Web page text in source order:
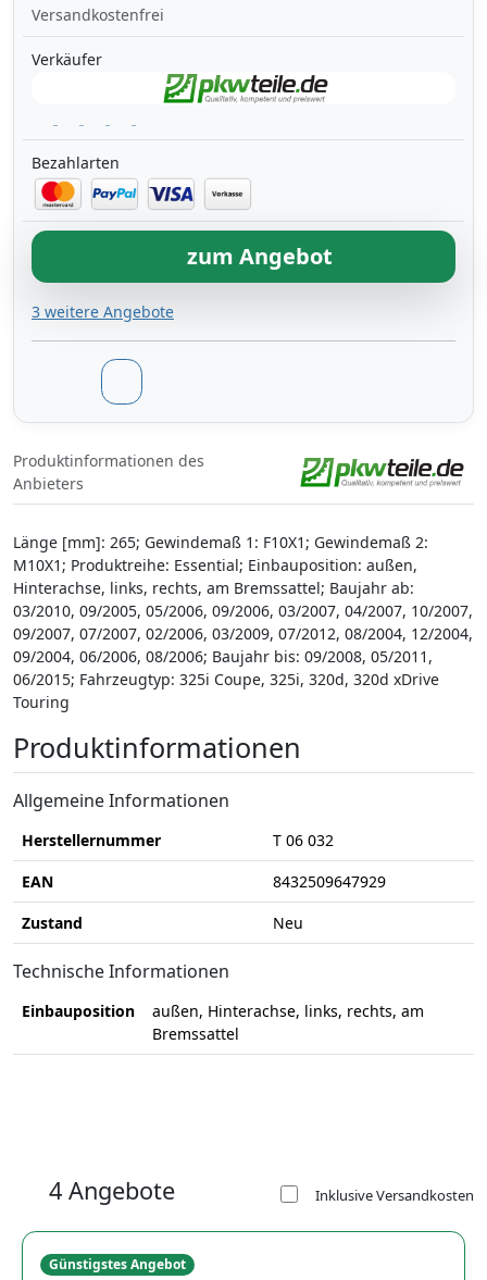
Versandkostenfrei
Verkäufer
Bezahlarten
zum Angebot
3 weitere Angebote
Produktinformationen des
Anbieters
Länge [mm]: 265; Gewindemaß 1: F10X1; Gewindemaß 2:
M10X1; Produktreihe: Essential; Einbauposition: außen,
Hinterachse, links, rechts, am Bremssattel; Baujahr ab:
03/2010, 09/2005, 05/2006, 09/2006, 03/2007, 04/2007, 10/2007,
09/2007, 07/2007, 02/2006, 03/2009, 07/2012, 08/2004, 12/2004,
09/2004, 06/2006, 08/2006; Baujahr bis: 09/2008, 05/2011,
06/2015; Fahrzeugtyp: 325i Coupe, 325i, 320d, 320d xDrive
Touring
Produktinformationen
Allgemeine Informationen
Herstellernummer
T 06 032
EAN
8432509647929
Zustand
Neu
Technische Informationen
Einbauposition
außen, Hinterachse, links, rechts, am
Bremssattel
4 Angebote Inklusive Versandkosten
Günstigstes Angebot